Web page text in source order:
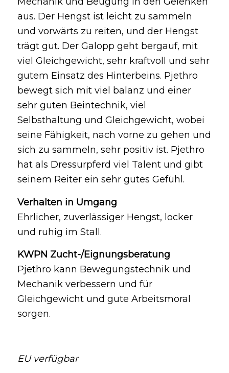
aus. Der Hengst ist leicht zu sammeln
und vorwärts zu reiten, und der Hengst
trägt gut. Der Galopp geht bergauf, mit
viel Gleichgewicht, sehr kraftvoll und sehr
gutem Einsatz des Hinterbeins. Pjethro
bewegt sich mit viel balanz und einer
sehr guten Beintechnik, viel
Selbsthaltung und Gleichgewicht, wobei
seine Fähigkeit, nach vorne zu gehen und
sich zu sammeln, sehr positiv ist. Pjethro
hat als Dressurpferd viel Talent und gibt
seinem Reiter ein sehr gutes Gefühl.
Verhalten in Umgang
Ehrlicher, zuverlässiger Hengst, locker
und ruhig im Stall.
KWPN Zucht-/Eignungsberatung
Pjethro kann Bewegungstechnik und
Mechanik verbessern und für
Gleichgewicht und gute Arbeitsmoral
sorgen.
EU verfügbar